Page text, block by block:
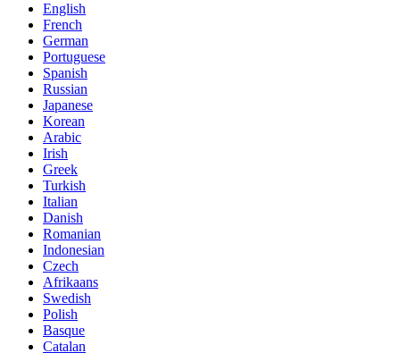
English
French
German
Portuguese
Spanish
Russian
Japanese
Korean
Arabic
Irish
Greek
Turkish
Italian
Danish
Romanian
Indonesian
Czech
Afrikaans
Swedish
Polish
Basque
Catalan